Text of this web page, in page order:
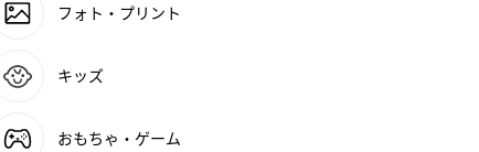
フォト・プリント
キッズ
おもちゃ・ゲーム